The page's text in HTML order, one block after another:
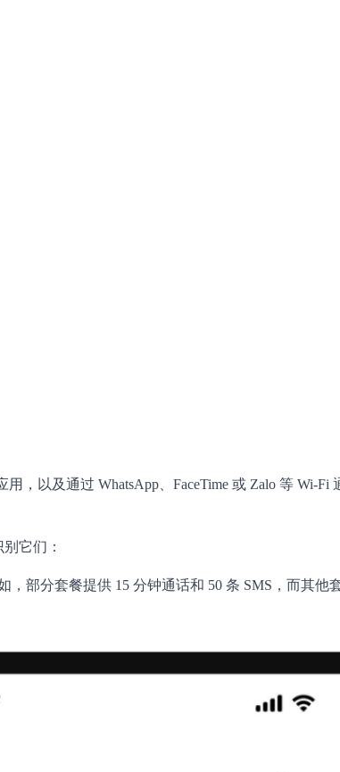
，以及通过 WhatsApp、FaceTime 或 Zalo 等 Wi-
它们：
，部分套餐提供 15 分钟通话和 50 条 SMS，而其